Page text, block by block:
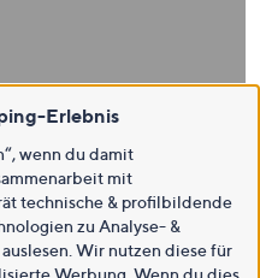
Erlebnis
wenn du damit
mit
technische & profilbildende
zu Analyse- &
Wir nutzen diese für
Werbung. Wenn du dies